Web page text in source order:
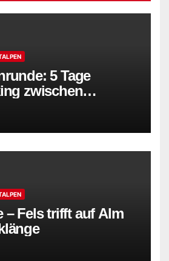
5 Tage
zwischen
und Lechtaler
– Fels trifft auf Alm